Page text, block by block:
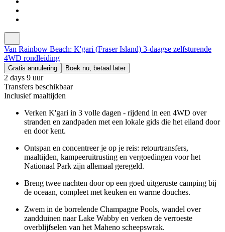
Van Rainbow Beach: K'gari (Fraser Island) 3-daagse zelfsturende
4WD rondleiding
Gratis annulering Boek nu, betaal later
2 days 9 uur
Transfers beschikbaar
Inclusief maaltijden
Verken K'gari in 3 volle dagen - rijdend in een 4WD over
stranden en zandpaden met een lokale gids die het eiland door
en door kent.
Ontspan en concentreer je op je reis: retourtransfers,
maaltijden, kampeeruitrusting en vergoedingen voor het
Nationaal Park zijn allemaal geregeld.
Breng twee nachten door op een goed uitgeruste camping bij
de oceaan, compleet met keuken en warme douches.
Zwem in de borrelende Champagne Pools, wandel over
zandduinen naar Lake Wabby en verken de verroeste
overblijfselen van het Maheno scheepswrak.